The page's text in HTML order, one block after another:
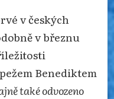
v českých
v březnu
Benediktem
také odvozeno